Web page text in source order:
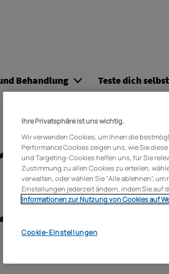
Behandlung Teste dich
Ihre Privatsphäre ist uns wichtig.
Wir verwenden Cookies, um Ihnen die
Performance Cookies zeigen uns, wie Sie
und Targeting-Cookies helfen uns, für Sie
Zustimmung zu allen Cookies zu erteilen,
verwalten, oder wählen Sie "Alle ablehnen",
Einstellungen jederzeit ändern, indem Sie auf
Informationen zur Nutzung von Cookies auf
Cookie-Einstellungen